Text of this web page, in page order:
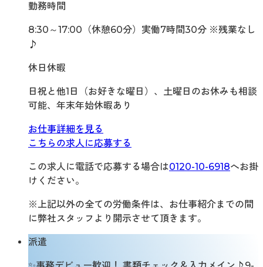
勤務時間
8:30～17:00（休憩60分）実働7時間30分 ※残業なし
♪
休日休暇
日祝と他1日（お好きな曜日）、土曜日のお休みも相談
可能、年末年始休暇あり
お仕事詳細を見る
こちらの求人に応募する
この求人に電話で応募する場合は0120-10-6918へお掛
けください。
※上記以外の全ての労働条件は、お仕事紹介までの間
に弊社スタッフより開示させて頂きます。
派遣